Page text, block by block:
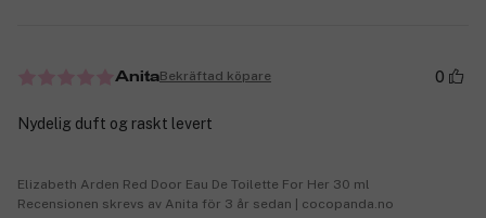
AnitaBekräftad köpare 0
Nydelig duft og raskt levert
Elizabeth Arden Red Door Eau De Toilette For Her 30 ml
Recensionen skrevs av Anita för 3 år sedan | cocopanda.no